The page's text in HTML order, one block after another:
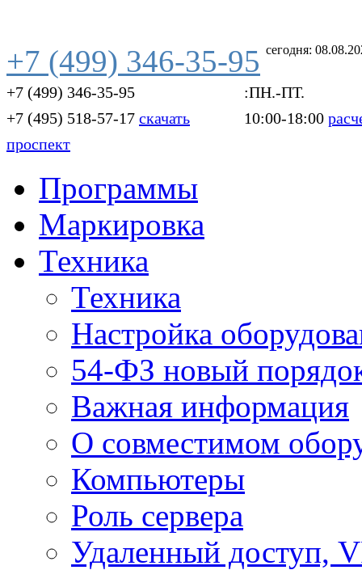
сегодня:
+7 (499) 346-35-95
+7 (499) 346-35-95
+7 (495) 518-57-17 скачать
проспект
:ПН.-ПТ.
10:00-18:00
Программы
Маркировка
Техника
Техника
Настройка
54-ФЗ новый
Важная информация
О совместимом
Компьютеры
Роль сервера
Удаленный доступ,